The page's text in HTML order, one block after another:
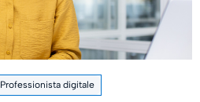
Professionista digitale